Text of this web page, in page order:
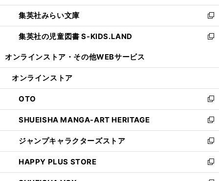
開
く
ウ
で
開
く
ン
ド
ウ
で
ウ
ィ
ン
ド
開
集英社みらい文庫
新
し
い
ン
ウ
で
開
く
集英社の児童図書 S-KIDS.LAND
新
ウ
ン
ド
ウ
で
開
く
オンラインストア・ その他WEBサービス
オンラインストア
OTO
新
し
い
ウ
ィ
ン
ド
ウ
SHUEISHA MANGA-ART HERITAGE
新
し
い
ウ
ィ
ン
ジャンプキャラクターズストア
新
し
い
ウ
HAPPY PLUS STORE
新
し